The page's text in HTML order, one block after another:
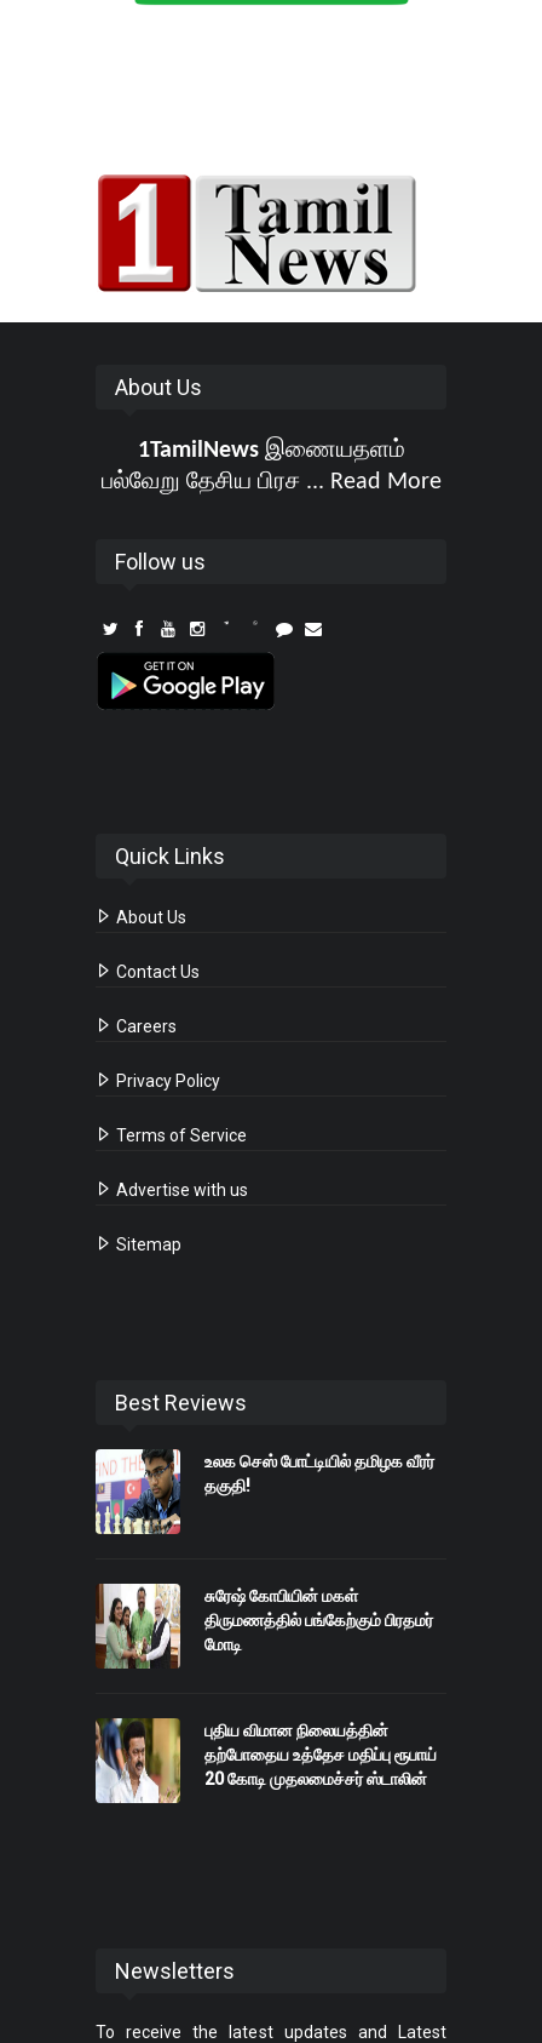
About Us
1TamilNewsஇணையதளம்
பல்வேறு தேசிய பிரச ... Read More
Follow us
Quick Links
About Us
Contact Us
Careers
Privacy Policy
Terms of Service
Advertise with us
Sitemap
Best Reviews
உலக செஸ் போட்டியில் தமிழக வீரர்
தகுதி!
சுரேஷ் கோபியின் மகள்
திருமணத்தில் பங்கேற்கும் பிரதமர்
மோடி
புதிய விமான நிலையத்தின்
தற்போதைய உத்தேச மதிப்பு ரூபாய்
20 கோடி முதலமைச்சர் ஸ்டாலின்
Newsletters
To receive the latest updates and Latest